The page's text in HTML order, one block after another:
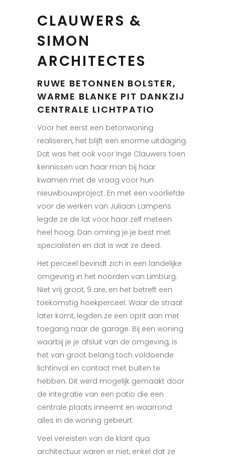
CLAUWERS &
SIMON
ARCHITECTES
RUWE BETONNEN BOLSTER,
WARME BLANKE PIT DANKZIJ
CENTRALE LICHTPATIO
Voor het eerst een betonwoning
realiseren, het blijft een enorme uitdaging.
Dat was het ook voor Inge Clauwers toen
kennissen van haar man bij haar
kwamen met de vraag voor hun
nieuwbouwproject. En met een voorliefde
voor de werken van Juliaan Lampens
legde ze de lat voor haar zelf meteen
heel hoog. Dan omring je je best met
specialisten en dat is wat ze deed.
Het perceel bevindt zich in een landelijke
omgeving in het noorden van Limburg.
Niet vrij groot, 9 are, en het betreft een
toekomstig hoekperceel. Waar de straat
later komt, legden ze een oprit aan met
toegang naar de garage. Bij een woning
waarbij je je afsluit van de omgeving, is
het van groot belang toch voldoende
lichtinval en contact met buiten te
hebben. Dit werd mogelijk gemaakt door
de integratie van een patio die een
centrale plaats inneemt en waarrond
alles in de woning gebeurt.
Veel vereisten van de klant qua
architectuur waren er niet, enkel dat ze